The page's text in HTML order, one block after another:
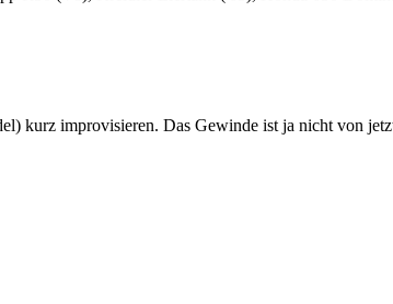
kurz improvisieren. Das Gewinde ist ja nicht von